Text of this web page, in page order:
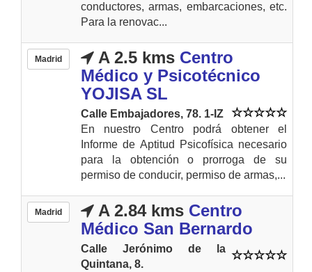
conductores, armas, embarcaciones, etc.
Para la renovac...
Madrid A 2.5 kms Centro
Médico y Psicotécnico
YOJISA SL
Calle Embajadores, 78. 1-IZ
En nuestro Centro podrá obtener el
Informe de Aptitud Psicofísica necesario
para la obtención o prorroga de su
permiso de conducir, permiso de armas,...
Madrid A 2.84 kms Centro
Médico San Bernardo
Calle Jerónimo de la
Quintana, 8.